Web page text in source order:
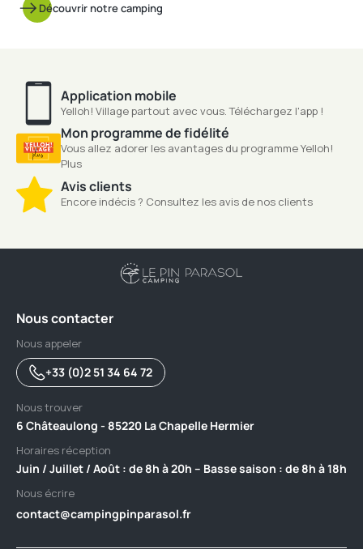
Découvrir notre camping
Application mobile
Yelloh! Village partout avec vous. Téléchargez l'app !
Mon programme de fidélité
Vous allez adorer les avantages du programme Yelloh!
Plus
Avis clients
Encore indécis ? Consultez les avis de nos clients
Nous contacter
Nous appeler
+33 (0)2 51 34 64 72
Nous trouver
6 Châteaulong - 85220 La Chapelle Hermier
Horaires réception
Juin / Juillet / Août : de 8h à 20h – Basse saison : de 8h à 18h
Nous écrire
contact@campingpinparasol.fr